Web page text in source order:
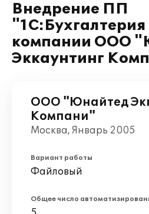
Внедрение ПП
"1С:Бухгалтерия
компании ООО
Эккаунтинг
ООО "Юнайтед
Компани"
Москва, Январь 2005
Вариант работы
Файловый
Общее число